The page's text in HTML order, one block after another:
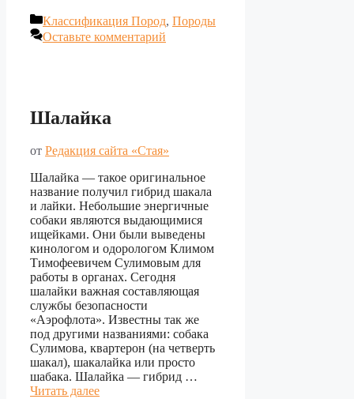
Рубрики
Классификация Пород, Породы
Оставьте комментарий
Шалайка
от Редакция сайта «Стая»
Шалайка ― такое оригинальное
название получил гибрид шакала
и лайки. Небольшие энергичные
собаки являются выдающимися
ищейками. Они были выведены
кинологом и одорологом Климом
Тимофеевичем Сулимовым для
работы в органах. Сегодня
шалайки важная составляющая
службы безопасности
«Аэрофлота». Известны так же
под другими названиями: собака
Сулимова, квартерон (на четверть
шакал), шакалайка или просто
шабака. Шалайка — гибрид …
Читать далее